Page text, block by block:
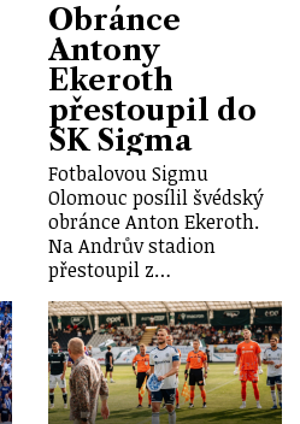
Obránce
Antony
Ekeroth
přestoupil do
SK Sigma
Fotbalovou Sigmu
Olomouc posílil švédský
obránce Anton Ekeroth.
Na Andrův stadion
přestoupil z…